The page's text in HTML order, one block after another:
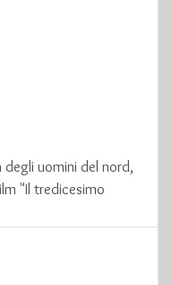
uomini del nord,
"Il tredicesimo